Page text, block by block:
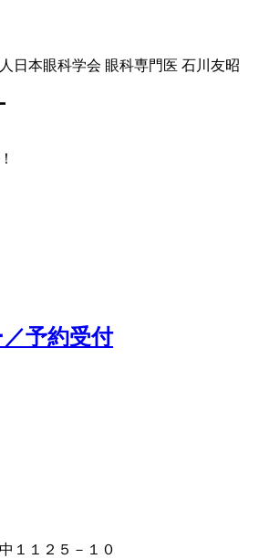
日本眼科学会 眼科専門医 石川友昭
予約受付
１１２５－１０